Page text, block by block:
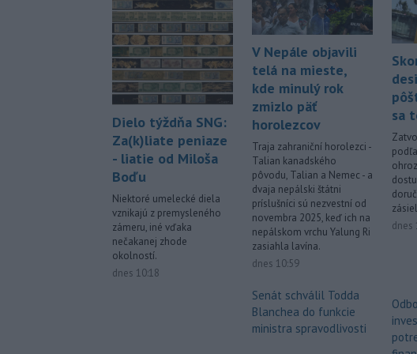
Dielo týždňa SNG:
Za(k)liate peniaze
- liatie od Miloša
Boďu
Niektoré umelecké diela
vznikajú z premysleného
zámeru, iné vďaka
nečakanej zhode
okolností.
dnes 10:18
V Nepále objavili
telá na mieste,
kde minulý rok
zmizlo päť
horolezcov
Traja zahraniční horolezci -
Talian kanadského
pôvodu, Talian a Nemec - a
dvaja nepálski štátni
príslušníci sú nezvestní od
novembra 2025, keď ich na
nepálskom vrchu Yalung Ri
zasiahla lavína.
dnes 10:59
Senát schválil Todda
Blanchea do funkcie
ministra spravodlivosti
sa
dnes